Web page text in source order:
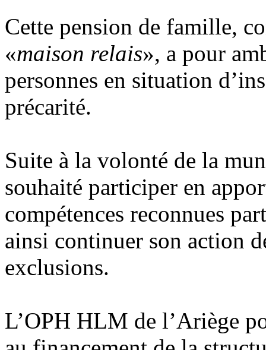
Cette pension de famille,
«maison relais», a pour
personnes en situation
précarité.
Suite à la volonté de la
souhaité participer en
compétences reconnues
ainsi continuer son action
exclusions.
L’OPH HLM de l’Ariège